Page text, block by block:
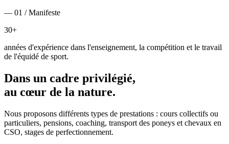
— 01 / Manifeste
30+
années d'expérience dans l'enseignement, la compétition et le travail
de l'équidé de sport.
Dans un cadre privilégié,
au cœur de la nature.
Nous proposons différents types de prestations : cours collectifs ou
particuliers, pensions, coaching, transport des poneys et chevaux en
CSO, stages de perfectionnement.